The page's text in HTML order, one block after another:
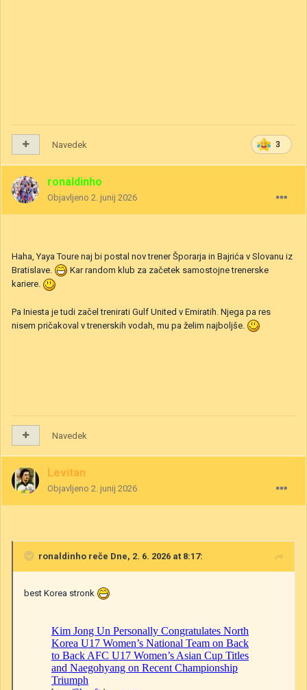
3
Navedek
ronaldinho
Objavljeno 2. junij 2026
Haha, Yaya Toure naj bi postal nov trener Šporarja in Bajrića v Slovanu iz
Bratislave.
Kar random klub za začetek samostojne trenerske
kariere.
Pa Iniesta je tudi začel trenirati Gulf United v Emiratih. Njega pa res
nisem pričakoval v trenerskih vodah, mu pa želim najboljše.
Navedek
Levitan
Objavljeno 2. junij 2026
ronaldinho reče Dne, 2. 6. 2026 at 8:17:
best Korea stronk